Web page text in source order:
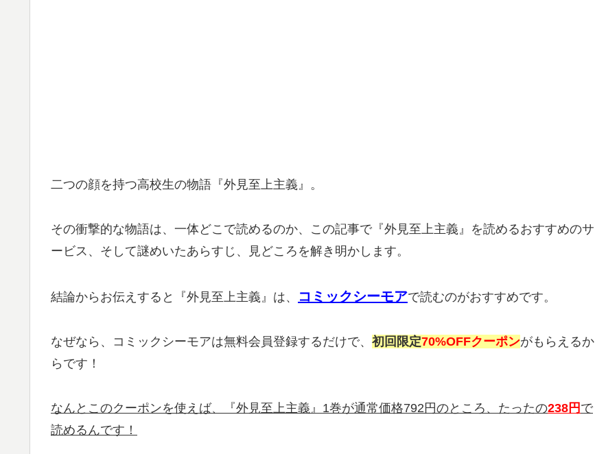
二つの顔を持つ高校生の物語『外見至上主義』。
その衝撃的な物語は、一体どこで読めるのか、この記事で『外見至上主義』を読めるおすすめのサ
ービス、そして謎めいたあらすじ、見どころを解き明かします。
結論からお伝えすると『外見至上主義』は、 コミックシーモアで読むのがおすすめです。
なぜなら、コミックシーモアは無料会員登録するだけで、 初回限定70%OFFクーポンがもらえるか
らです！
なんとこのクーポンを使えば、『外見至上主義』1巻が通常価格792円のところ、たったの238円 で
読めるんです！